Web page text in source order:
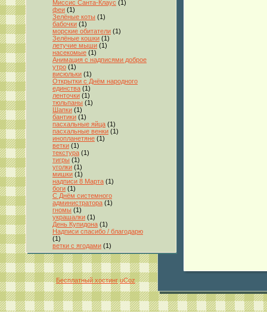
Миссис Санта-Клаус (1)
феи (1)
Зелёные коты (1)
бабочки (1)
морские обитатели (1)
Зелёные кошки (1)
летучие мыши (1)
насекомые (1)
Анимация с надписями доброе
утро (1)
висюльки (1)
Открытки с Днём народного
единства (1)
ленточки (1)
тюльпаны (1)
Шапки (1)
бантики (1)
пасхальные яйца (1)
пасхальные венки (1)
инопланетяне (1)
ветки (1)
текстура (1)
тигры (1)
уголки (1)
мишки (1)
надписи 8 Марта (1)
боги (1)
С Днём системного
администратора (1)
гномы (1)
украшалки (1)
День Купидона (1)
Надписи спасибо / благодарю
(1)
ветки с ягодами (1)
Бесплатный хостинг uCoz